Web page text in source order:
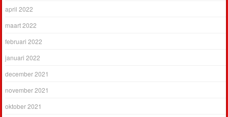
april 2022
maart 2022
februari 2022
januari 2022
december 2021
november 2021
oktober 2021